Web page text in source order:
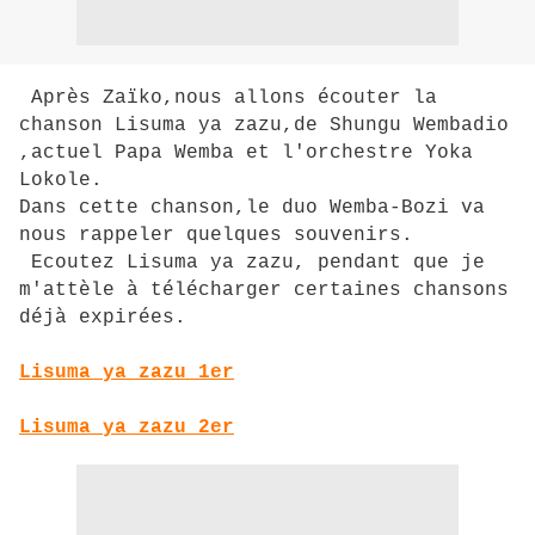
Après Zaïko,nous allons écouter la
chanson Lisuma ya zazu,de Shungu Wembadio
,actuel Papa Wemba et l'orchestre Yoka
Lokole.
Dans cette chanson,le duo Wemba-Bozi va
nous rappeler quelques souvenirs.
Ecoutez Lisuma ya zazu, pendant que je
m'attèle à télécharger certaines chansons
déjà expirées.
Lisuma ya zazu 1er
Lisuma ya zazu 2er